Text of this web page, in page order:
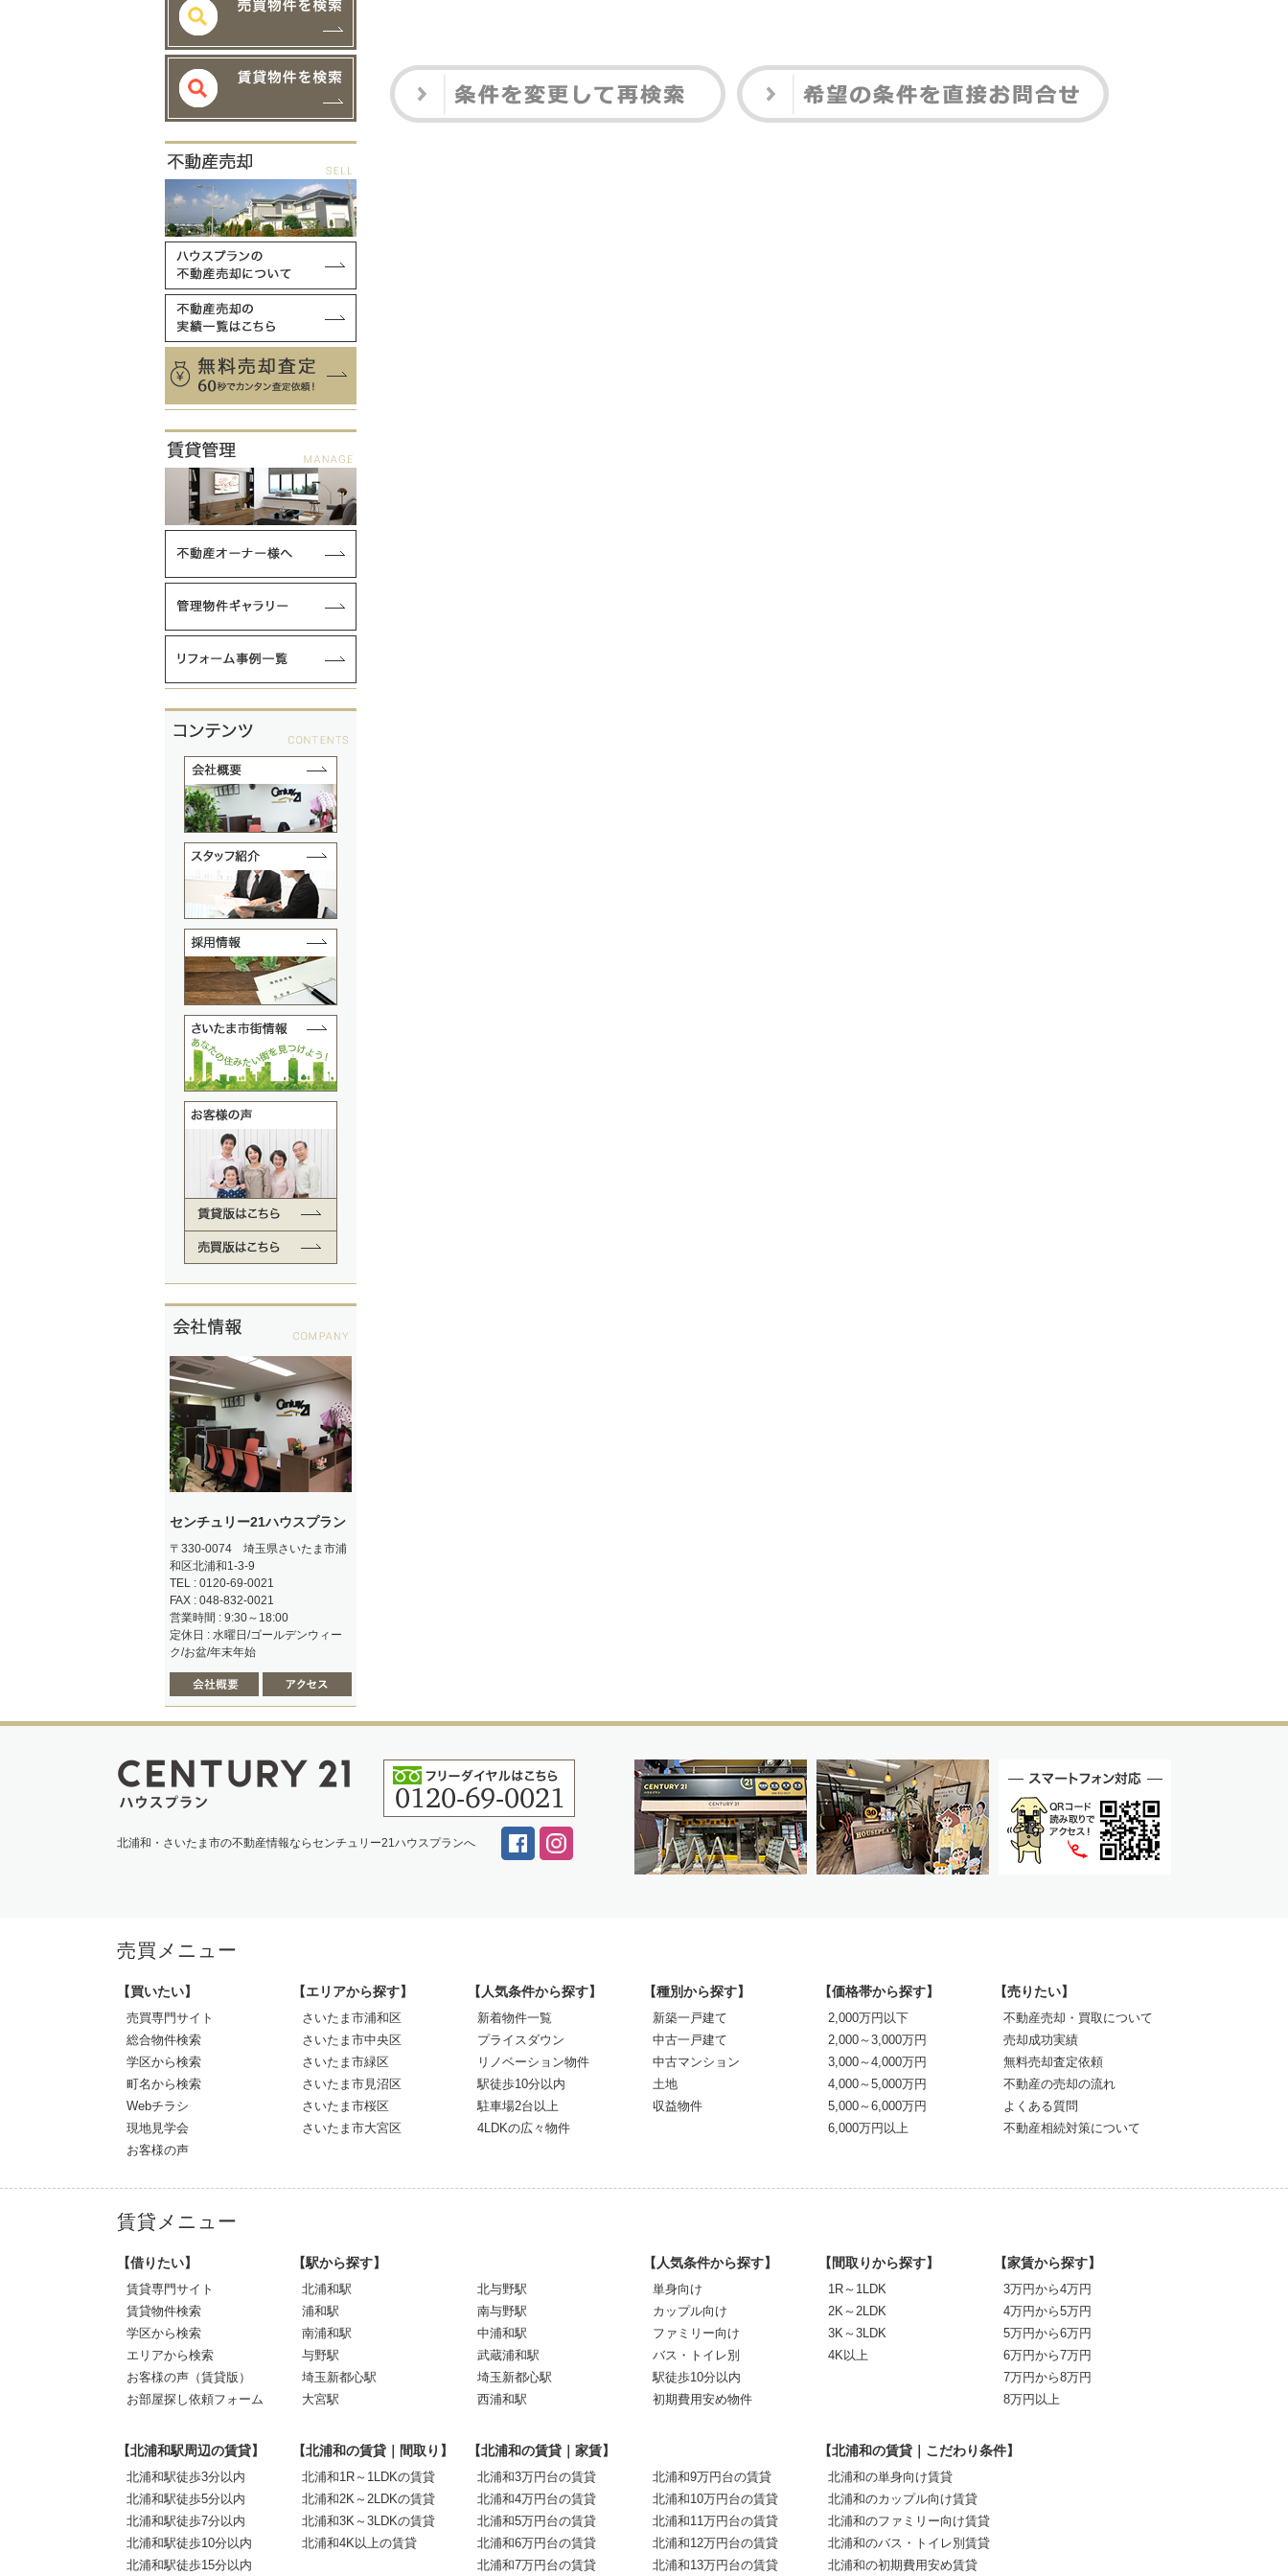
センチュリー21ハウスプラン
〒330-0074 埼玉県さいたま市浦
和区北浦和1-3-9
TEL : 0120-69-0021
FAX : 048-832-0021
営業時間 : 9:30～18:00
定休日 : 水曜日/ゴールデンウィー
ク/お盆/年末年始
北浦和・さいたま市の不動産情報ならセンチュリー21ハウスプランへ
売買メニュー
【買いたい】
売買専門サイト
総合物件検索
学区から検索
町名から検索
Webチラシ
現地見学会
お客様の声
【エリアから探す】
さいたま市浦和区
さいたま市中央区
さいたま市緑区
さいたま市見沼区
さいたま市桜区
さいたま市大宮区
【人気条件から探す】
新着物件一覧
プライスダウン
リノベーション物件
駅徒歩10分以内
駐車場2台以上
4LDKの広々物件
【種別から探す】
新築一戸建て
中古一戸建て
中古マンション
土地
収益物件
【価格帯から探す】
2,000万円以下
2,000～3,000万円
3,000～4,000万円
4,000～5,000万円
5,000～6,000万円
6,000万円以上
【売りたい】
不動産売却・買取について
売却成功実績
無料売却査定依頼
不動産の売却の流れ
よくある質問
不動産相続対策について
賃貸メニュー
【借りたい】
賃貸専門サイト
賃貸物件検索
学区から検索
エリアから検索
お客様の声（賃貸版）
お部屋探し依頼フォーム
【駅から探す】
北浦和駅
浦和駅
南浦和駅
与野駅
埼玉新都心駅
大宮駅
北与野駅
南与野駅
中浦和駅
武蔵浦和駅
埼玉新都心駅
西浦和駅
【人気条件から探す】
単身向け
カップル向け
ファミリー向け
バス・トイレ別
駅徒歩10分以内
初期費用安め物件
【間取りから探す】
1R～1LDK
2K～2LDK
3K～3LDK
4K以上
【家賃から探す】
3万円から4万円
4万円から5万円
5万円から6万円
6万円から7万円
7万円から8万円
8万円以上
【北浦和駅周辺の賃貸】
北浦和駅徒歩3分以内
北浦和駅徒歩5分以内
北浦和駅徒歩7分以内
北浦和駅徒歩10分以内
北浦和駅徒歩15分以内
【北浦和の賃貸｜間取り】
北浦和1R～1LDKの賃貸
北浦和2K～2LDKの賃貸
北浦和3K～3LDKの賃貸
北浦和4K以上の賃貸
【北浦和の賃貸｜家賃】
北浦和3万円台の賃貸
北浦和4万円台の賃貸
北浦和5万円台の賃貸
北浦和6万円台の賃貸
北浦和7万円台の賃貸
北浦和9万円台の賃貸
北浦和10万円台の賃貸
北浦和11万円台の賃貸
北浦和12万円台の賃貸
北浦和13万円台の賃貸
【北浦和の賃貸｜こだわり条件】
北浦和の単身向け賃貸
北浦和のカップル向け賃貸
北浦和のファミリー向け賃貸
北浦和のバス・トイレ別賃貸
北浦和の初期費用安め賃貸